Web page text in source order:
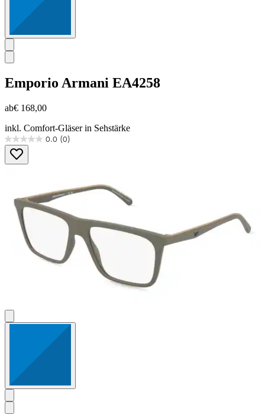
Emporio Armani EA4258
ab€ 168,00
inkl. Comfort-Gläser in Sehstärke
0.0 (0)
0.0
von
5